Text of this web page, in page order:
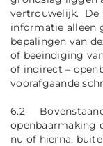
vertrouwelijk. De
informatie alleen
bepalingen van
of beëindiging
of indirect –
voorafgaande
6.2
openbaarmaking
nu of hierna,